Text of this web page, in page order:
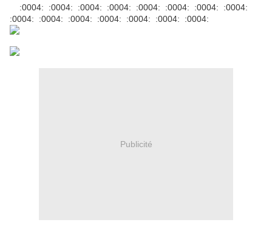
:0004: :0004: :0004: :0004: :0004: :0004: :0004: :0004:
:0004: :0004: :0004: :0004: :0004: :0004: :0004:
Publicité